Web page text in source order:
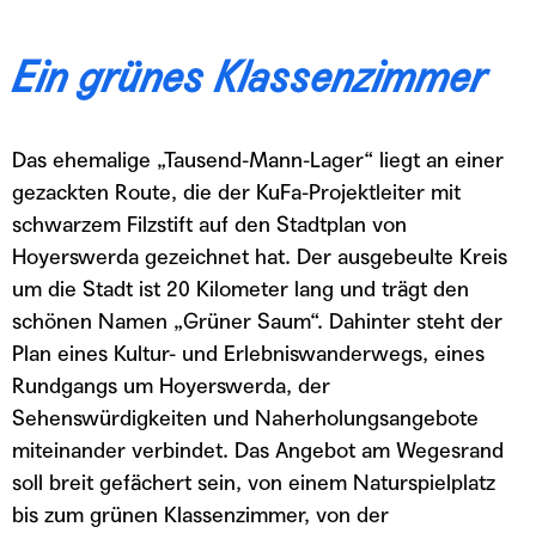
Ein grünes Klassenzimmer
Das ehemalige „Tausend-Mann-Lager“ liegt an einer
gezackten Route, die der KuFa-Projektleiter mit
schwarzem Filzstift auf den Stadtplan von
Hoyerswerda gezeichnet hat. Der ausgebeulte Kreis
um die Stadt ist 20 Kilometer lang und trägt den
schönen Namen „Grüner Saum“. Dahinter steht der
Plan eines Kultur- und Erlebniswanderwegs, eines
Rundgangs um Hoyerswerda, der
Sehenswürdigkeiten und Naherholungsangebote
miteinander verbindet. Das Angebot am Wegesrand
soll breit gefächert sein, von einem Naturspielplatz
bis zum grünen Klassenzimmer, von der